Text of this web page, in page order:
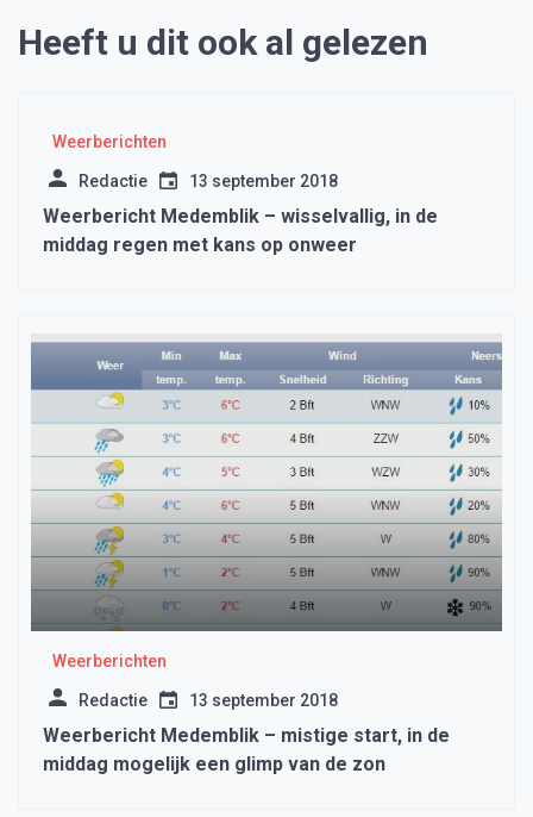
Heeft u dit ook al gelezen
Weerberichten
Redactie 13 september 2018
Weerbericht Medemblik – wisselvallig, in de
middag regen met kans op onweer
Weerberichten
Redactie 13 september 2018
Weerbericht Medemblik – mistige start, in de
middag mogelijk een glimp van de zon